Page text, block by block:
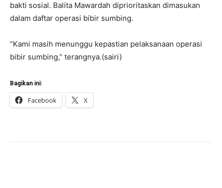
bakti sosial. Balita Mawardah diprioritaskan dimasukan
dalam daftar operasi bibir sumbing.
“Kami masih menunggu kepastian pelaksanaan operasi
bibir sumbing,” terangnya.(sairi)
Bagikan ini:
Facebook X